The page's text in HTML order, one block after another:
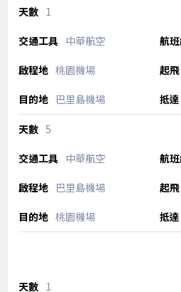
1
中華航空
桃園機場
巴里島機場
5
中華航空
巴里島機場
桃園機場
1